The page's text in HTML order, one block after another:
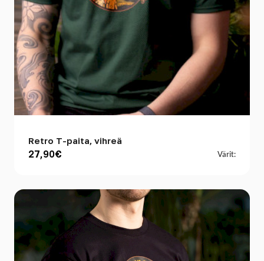
Retro T-paita, vihreä
27,90€ Värit: